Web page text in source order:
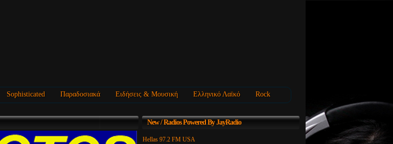
Sophisticated Παραδοσιακά Ειδήσεις & Μουσική Ελληνικό Λαϊκό Rock
New/ Radios Powered By JayRadio
Hellas 97.2 FM USA